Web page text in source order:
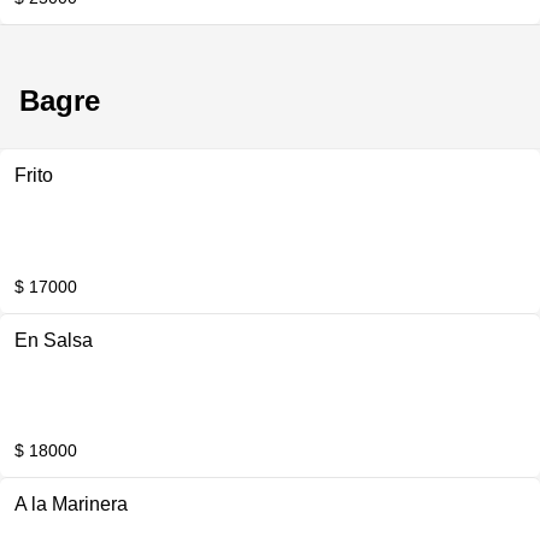
Bagre
Frito
$ 17000
En Salsa
$ 18000
A la Marinera